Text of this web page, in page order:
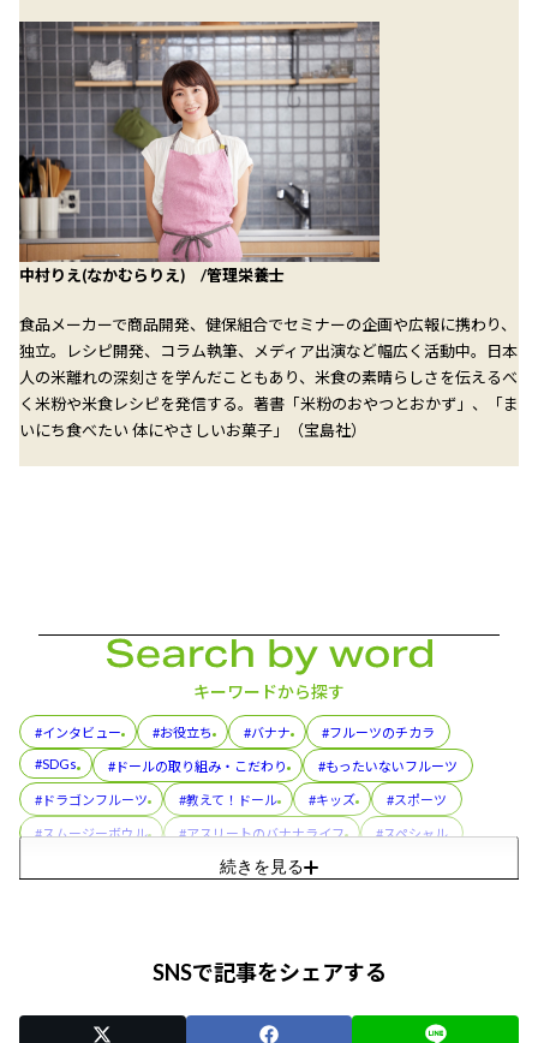
中村りえ(なかむらりえ) /管理栄養士
食品メーカーで商品開発、健保組合でセミナーの企画や広報に携わり、
独立。レシピ開発、コラム執筆、メディア出演など幅広く活動中。日本
人の米離れの深刻さを学んだこともあり、米食の素晴らしさを伝えるべ
く米粉や米食レシピを発信する。著書「米粉のおやつとおかず」、「ま
いにち食べたい 体にやさしいお菓子」（宝島社）
キーワードから探す
#インタビュー #お役立ち #バナナ
#フルーツのチカラ
#SDGs
#ドールの取り組み・こだわり #もったいないフルーツ
#ドラゴンフルーツ #教えて！ドール #キッズ #スポーツ
#スムージーボウル #アスリートのバナナライフ #スペシャル
#レシピ #パイナップル
#おやこでつくろう！スマイルおやつ #ディッパーズ
続きを見る
SNSで記事をシェアする